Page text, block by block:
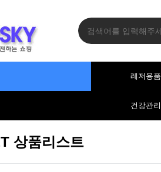
레저용품
건강관리
상품리스트